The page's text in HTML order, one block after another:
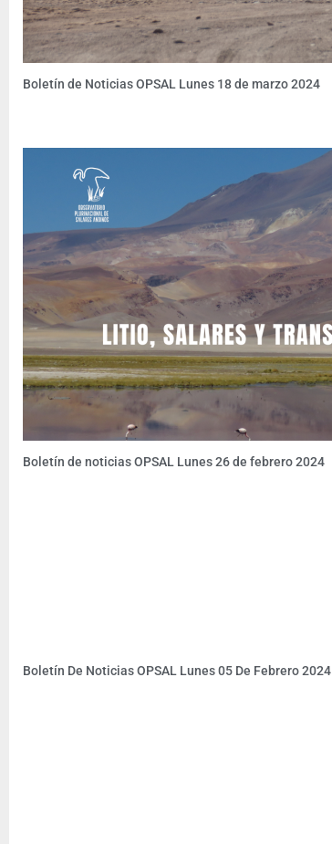
Boletín de Noticias OPSAL Lunes 18 de marzo 2024
Boletín de noticias OPSAL Lunes 26 de febrero 2024
Boletín De Noticias OPSAL Lunes 05 De Febrero 2024